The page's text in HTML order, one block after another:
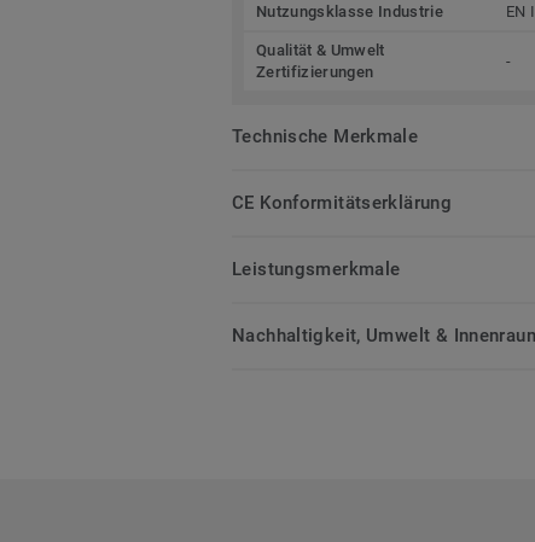
Nutzungsklasse Industrie EN
Qualität & Umwelt
Zertifizierungen
-
Technische Merkmale
CE Konformitätserklärung
Leistungsmerkmale
Nachhaltigkeit, Umwelt &